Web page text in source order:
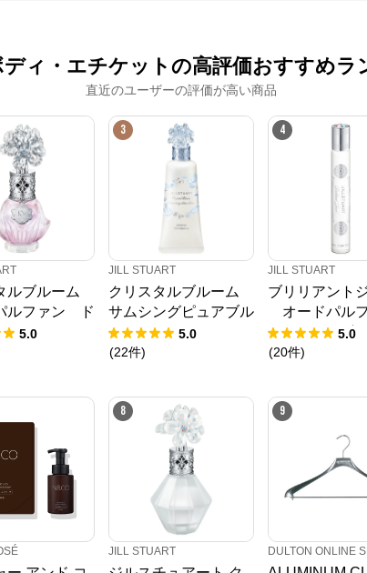
ィ・エチケットの高評価おすすめラ
直近のユーザーの評価が高い商品
ルブルーム
ルファン ド
ディション
5.0
3
JILL STUART
クリスタルブルーム
サムシングピュアブル
ー パフュームド ハン
ド エッセンス
5.0
(22件)
4
JILL STUART
ブリリアント
オードパル
ローラーボー
5.0
(20件)
8
JILL STUART
9
DULTON ONLINE